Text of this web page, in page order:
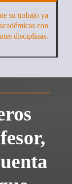
su trabajo ya
con
disciplinas.